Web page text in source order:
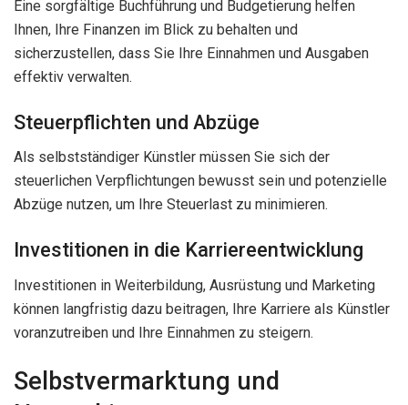
Eine sorgfältige Buchführung und Budgetierung helfen
Ihnen, Ihre Finanzen im Blick zu behalten und
sicherzustellen, dass Sie Ihre Einnahmen und Ausgaben
effektiv verwalten.
Steuerpflichten und Abzüge
Als selbstständiger Künstler müssen Sie sich der
steuerlichen Verpflichtungen bewusst sein und potenzielle
Abzüge nutzen, um Ihre Steuerlast zu minimieren.
Investitionen in die Karriereentwicklung
Investitionen in Weiterbildung, Ausrüstung und Marketing
können langfristig dazu beitragen, Ihre Karriere als Künstler
voranzutreiben und Ihre Einnahmen zu steigern.
Selbstvermarktung und